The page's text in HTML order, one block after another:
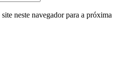
neste navegador para a próxima